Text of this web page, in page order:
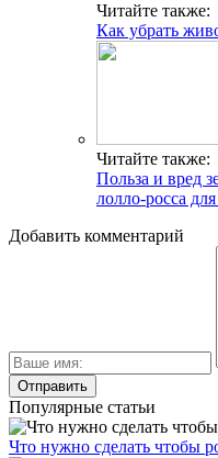
Читайте также:
Как убрать
Читайте также:
Польза и вред
лолло-росса
Добавить комментарий
Популярные статьи
Что нужно сделать чтобы